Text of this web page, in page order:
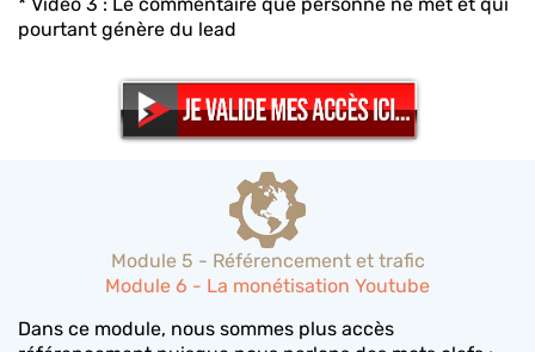
pourtant génère du lead
Module 5 - Référencement et trafic
Module 6 - La monétisation Youtube
Dans ce module, nous sommes plus accès